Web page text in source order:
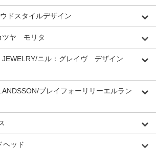
ドスタイルデザイン
ツヤ モリタ
JEWELRY/ニル：グレイヴ デザイン
プレイフォーリリーエルラン
ヘッド